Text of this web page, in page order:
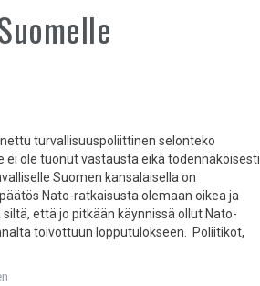
turvallisuuspoliittinen selonteko
ei ole tuonut vastausta eikä todennäköisesti
Suomen kansalaisella on
Nato-ratkaisusta olemaan oikea ja
että jo pitkään käynnissä ollut Nato-
toivottuun lopputulokseen. Poliitikot,